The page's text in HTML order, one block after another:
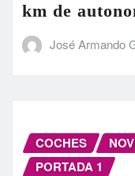
km de
José Armando
COCHES
PORTADA 1